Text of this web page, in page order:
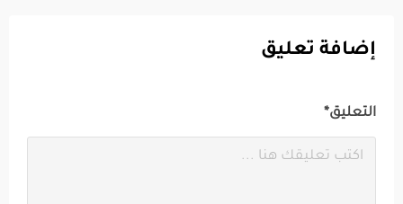
إضافة تعليق
التعليق*